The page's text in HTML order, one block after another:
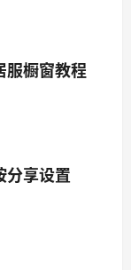
服橱窗教程
分享设置